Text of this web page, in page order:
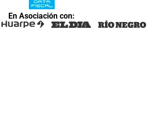
En Asociación con: